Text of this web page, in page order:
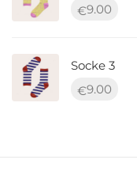
€9.00
Socke 3
€9.00